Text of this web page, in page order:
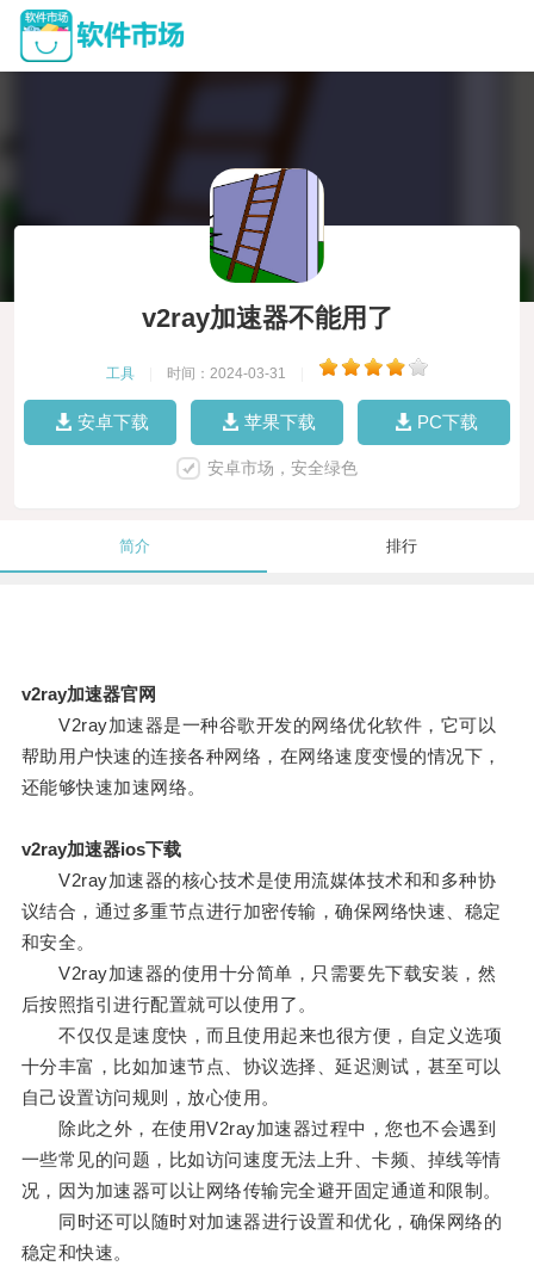
v2ray加速器不能用了
工具 时间：2024-03-31
安卓下载 苹果下载 PC下载
安卓市场，安全绿色
简介 排行
v2ray加速器官网
V2ray加速器是一种谷歌开发的网络优化软件，它可以
帮助用户快速的连接各种网络，在网络速度变慢的情况下，
还能够快速加速网络。
v2ray加速器ios下载
V2ray加速器的核心技术是使用流媒体技术和和多种协
议结合，通过多重节点进行加密传输，确保网络快速、稳定
和安全。
V2ray加速器的使用十分简单，只需要先下载安装，然
后按照指引进行配置就可以使用了。
不仅仅是速度快，而且使用起来也很方便，自定义选项
十分丰富，比如加速节点、协议选择、延迟测试，甚至可以
自己设置访问规则，放心使用。
除此之外，在使用V2ray加速器过程中，您也不会遇到
一些常见的问题，比如访问速度无法上升、卡频、掉线等情
况，因为加速器可以让网络传输完全避开固定通道和限制。
同时还可以随时对加速器进行设置和优化，确保网络的
稳定和快速。